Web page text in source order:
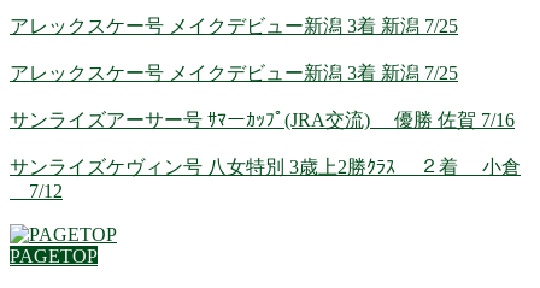
アレックスケー号 メイクデビュー新潟 3着 新潟 7/25
アレックスケー号 メイクデビュー新潟 3着 新潟 7/25
サンライズアーサー号 ｻﾏーｶｯﾌﾟ(JRA交流) 優勝 佐賀 7/16
サンライズケヴィン号 八女特別 3歳上2勝ｸﾗｽ ２着 小倉
7/12
PAGETOP